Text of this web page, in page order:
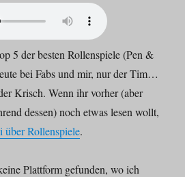
5 der besten Rollenspiele (Pen &
bei Fabs und mir, nur der Tim…
Krisch. Wenn ihr vorher (aber
dessen) noch etwas lesen wollt,
Rollenspiele.
Plattform gefunden, wo ich